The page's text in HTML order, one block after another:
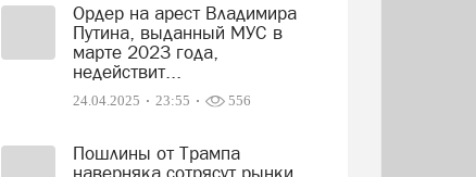
Ордер на арест Владимира
Путина, выданный МУС в
марте 2023 года,
недействит...
24.04.2025 23:55 556
Пошлины от Трампа
наверняка сотрясут рынки